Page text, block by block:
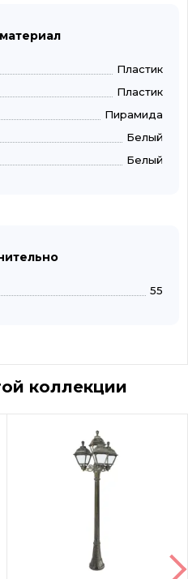
Пластик
Пластик
Пирамида
Белый
Белый
55
коллекции